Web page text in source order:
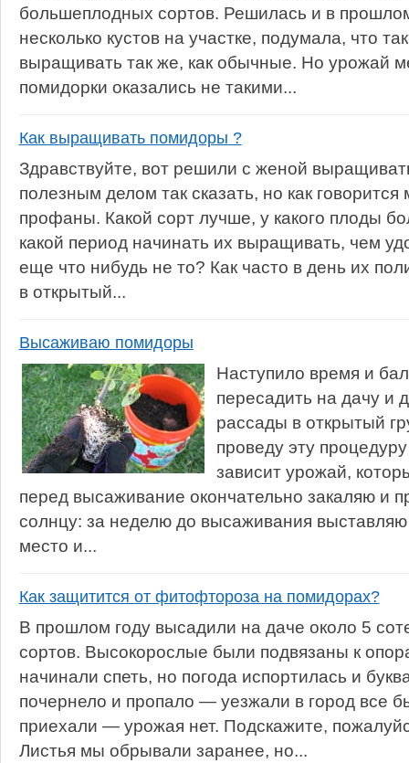
большеплодных сортов. Решилась и в
несколько кустов на участке, подумала, что
выращивать так же, как обычные. Но урожай
помидорки оказались не такими...
Как выращивать помидоры ?
Здравствуйте, вот решили с женой
полезным делом так сказать, но как
профаны. Какой сорт лучше, у какого плоды
какой период начинать их выращивать, чем
еще что нибудь не то? Как часто в день их
в открытый...
Высаживаю помидоры
Наступило время и
пересадить на дачу и
рассады в открытый
проведу эту
зависит урожай,
перед высаживание окончательно закаляю и
солнцу: за неделю до высаживания
место и...
Как защитится от фитофтороза на помидорах?
В прошлом году высадили на даче около 5
сортов. Высокорослые были подвязаны к
начинали спеть, но погода испортилась и
почернело и пропало — уезжали в город все
приехали — урожая нет. Подскажите,
Листья мы обрывали заранее, но...